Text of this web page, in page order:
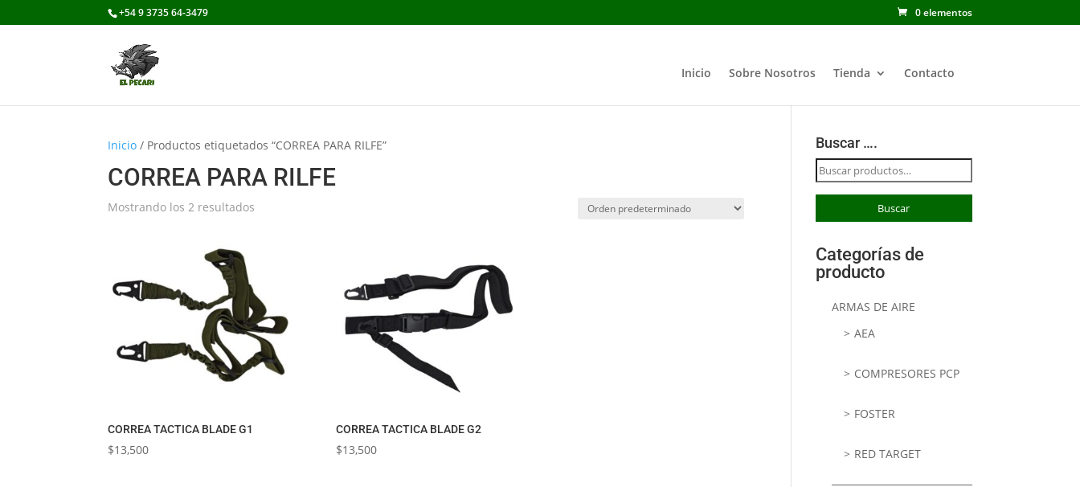
+54 9 3735 64-3479 0 elementos
Inicio Sobre Nosotros Tienda Contacto
Inicio / Productos etiquetados “CORREA PARA RILFE”
CORREA PARA RILFE
Mostrando los 2 resultados
CORREA TACTICA BLADE G1
$13,500
CORREA TACTICA BLADE G2
$13,500
Buscar ….
Buscar
por:
Buscar
Categorías de
producto
ARMAS DE AIRE
AEA
COMPRESORES PCP
FOSTER
RED TARGET